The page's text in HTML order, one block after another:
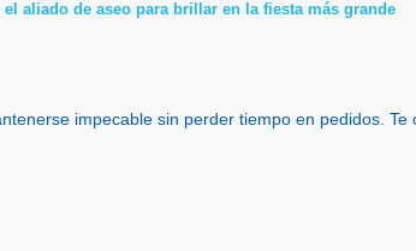
el aliado de aseo para brillar en la fiesta más grande
impecable sin perder tiempo en pedidos.